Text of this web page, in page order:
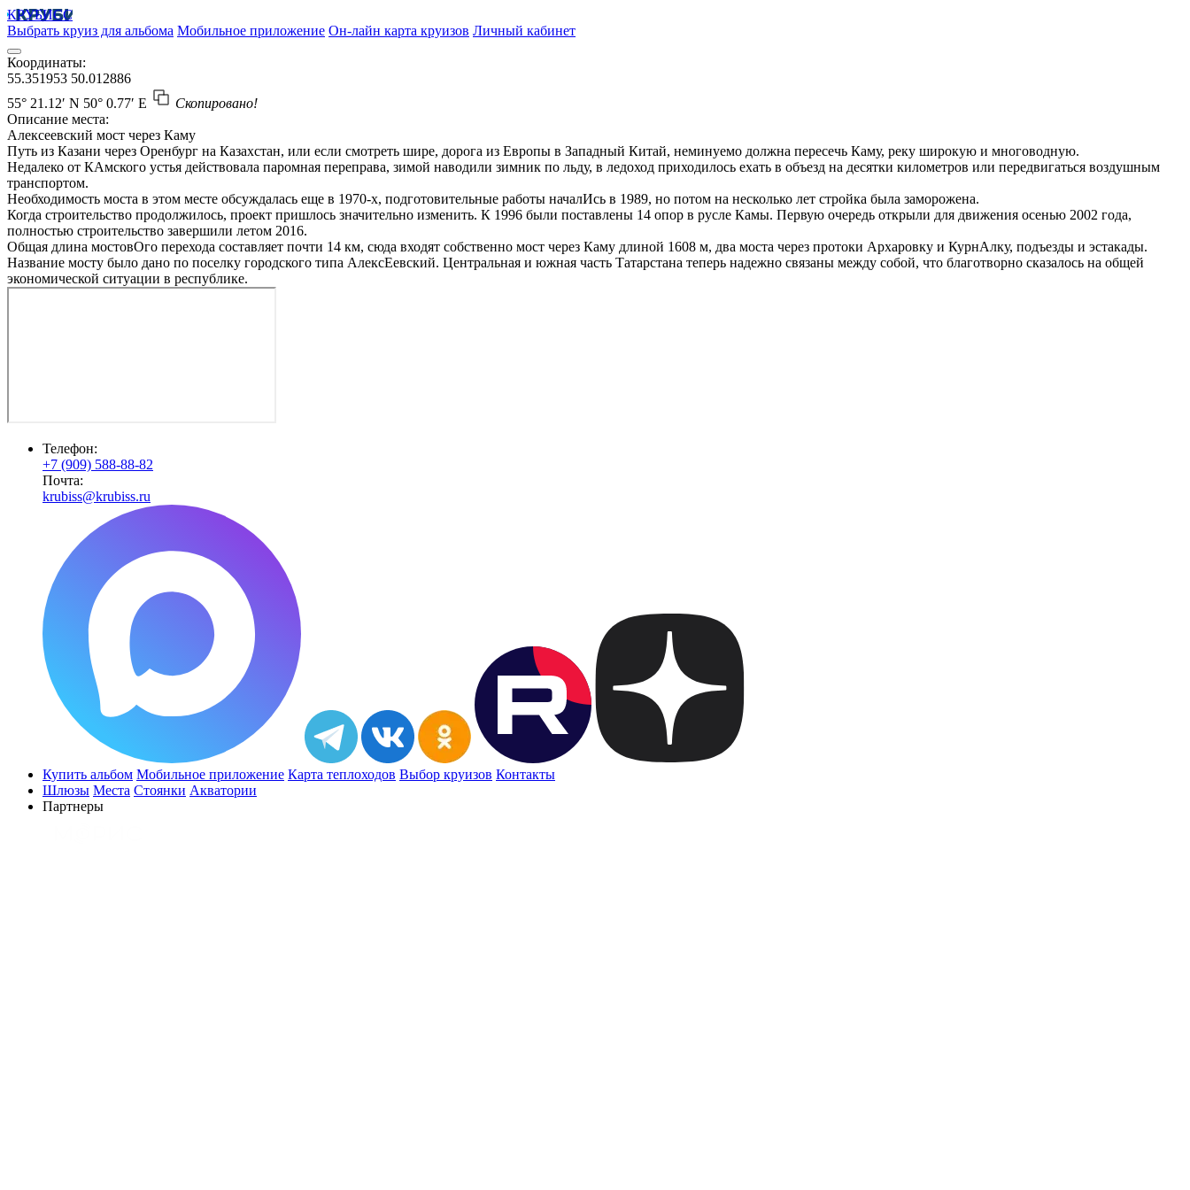
КРУБИСС
Выбрать круиз для альбома Мобильное приложение Он-лайн карта круизов Личный кабинет
Координаты:
55.351953 50.012886
55° 21.12′ N 50° 0.77′ E
Скопировано!
Описание места:
Алексеевский мост через Каму
Путь из Казани через Оренбург на Казахстан, или если смотреть шире, дорога из Европы в Западный Китай, неминуемо должна пересечь Каму, реку широкую и многоводную.
Недалеко от КАмского устья действовала паромная переправа, зимой наводили зимник по льду, в ледоход приходилось ехать в объезд на десятки километров или передвигаться воздушным
транспортом.
Необходимость моста в этом месте обсуждалась еще в 1970-х, подготовительные работы началИсь в 1989, но потом на несколько лет стройка была заморожена.
Когда строительство продолжилось, проект пришлось значительно изменить. К 1996 были поставлены 14 опор в русле Камы. Первую очередь открыли для движения осенью 2002 года,
полностью строительство завершили летом 2016.
Общая длина мостовОго перехода составляет почти 14 км, сюда входят собственно мост через Каму длиной 1608 м, два моста через протоки Архаровку и КурнАлку, подъезды и эстакады.
Название мосту было дано по поселку городского типа АлексЕевский. Центральная и южная часть Татарстана теперь надежно связаны между собой, что благотворно сказалось на общей
экономической ситуации в республике.
Телефон:
+7 (909) 588-88-82
Почта:
krubiss@krubiss.ru
Купить альбом Мобильное приложение Карта теплоходов Выбор круизов Контакты
Шлюзы Места Стоянки Акватории
Партнеры